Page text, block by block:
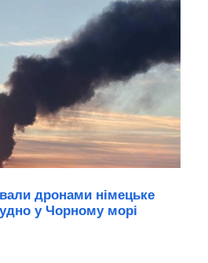
дронами німецьке
у Чорному морі